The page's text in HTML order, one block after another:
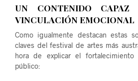
UN CONTENIDO CAPAZ
VINCULACIÓN EMOCIONAL
Como igualmente destacan estas
claves del festival de artes más
hora de explicar el
público: